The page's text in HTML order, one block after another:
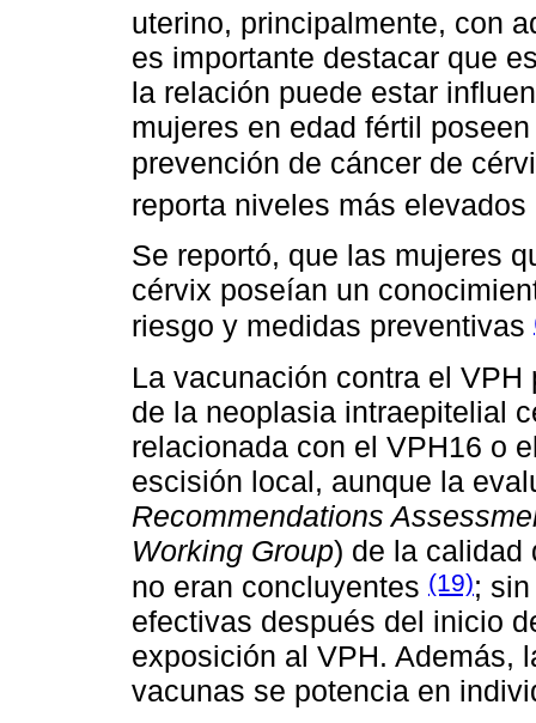
uterino, principalmente, con
es importante destacar que
la relación puede estar
mujeres en edad fértil
prevención de cáncer de
reporta niveles más
Se reportó, que las mujeres
cérvix poseían un
riesgo y medidas preventivas
La vacunación contra el
de la neoplasia intraepitelial
relacionada con el VPH16 o
escisión local, aunque la
Recommendations
Working Group) de la calidad
no eran concluyentes (19);
efectivas después del inicio
exposición al VPH. Además,
vacunas se potencia en